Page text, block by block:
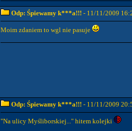
Odp: Śpiewamy k***a!!! - 11/11/2009
Moim zdaniem to wgl nie pasuje
Odp: Śpiewamy k***a!!! - 11/11/2009
"Na ulicy Myśliborskiej..." hitem kolejki